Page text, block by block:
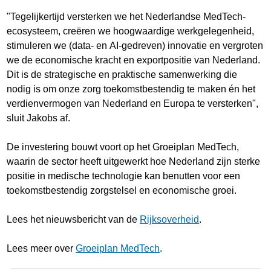
"Tegelijkertijd versterken we het Nederlandse MedTech-
ecosysteem, creëren we hoogwaardige werkgelegenheid,
stimuleren we (data- en AI-gedreven) innovatie en vergroten
we de economische kracht en exportpositie van Nederland.
Dit is de strategische en praktische samenwerking die
nodig is om onze zorg toekomstbestendig te maken én het
verdienvermogen van Nederland en Europa te versterken",
sluit Jakobs af.
De investering bouwt voort op het Groeiplan MedTech,
waarin de sector heeft uitgewerkt hoe Nederland zijn sterke
positie in medische technologie kan benutten voor een
toekomstbestendig zorgstelsel en economische groei.
Lees het nieuwsbericht van de Rijksoverheid.
Lees meer overGroeiplan MedTech.